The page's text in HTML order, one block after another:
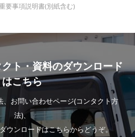
要事項説明書(別紙含む)
ト・資料のダウンロード
はこちら
、お問い合わせページ(コンタクト方
法)、
ウンロードはこちらからどうぞ。